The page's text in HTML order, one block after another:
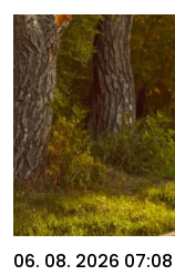
06. 08. 2026 07:08